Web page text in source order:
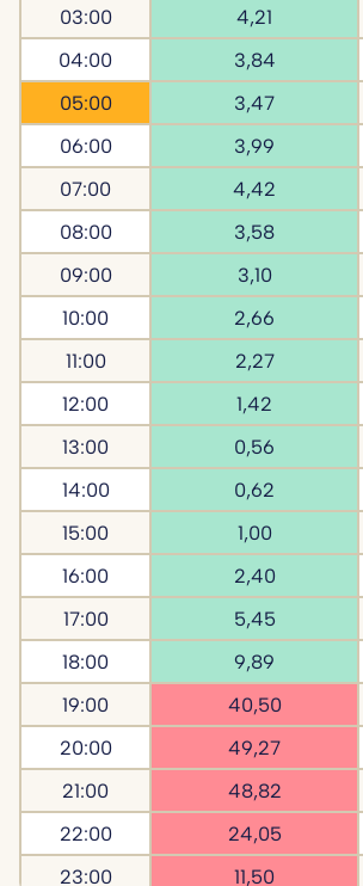
03:00
4,21
04:00
3,84
05:00
3,47
06:00
3,99
07:00
4,42
08:00
3,58
09:00
3,10
10:00
2,66
11:00
2,27
12:00
1,42
13:00
0,56
14:00
0,62
15:00
1,00
16:00
2,40
17:00
5,45
18:00
9,89
19:00
40,50
20:00
49,27
21:00
48,82
22:00
24,05
23:00
11,50